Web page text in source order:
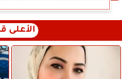
الأعلى